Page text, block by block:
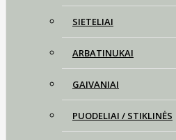
SIETELIAI
ARBATINUKAI
GAIVANIAI
PUODELIAI / STIKLINĖS